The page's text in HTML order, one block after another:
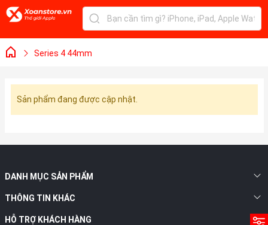
Series 4 44mm
Sản phẩm đang được cập nhật.
DANH MỤC SẢN PHẨM
THÔNG TIN KHÁC
HỖ TRỢ KHÁCH HÀNG